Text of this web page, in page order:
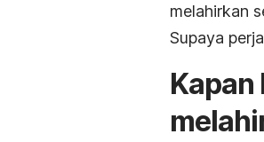
melahirkan
Supaya
Kapan